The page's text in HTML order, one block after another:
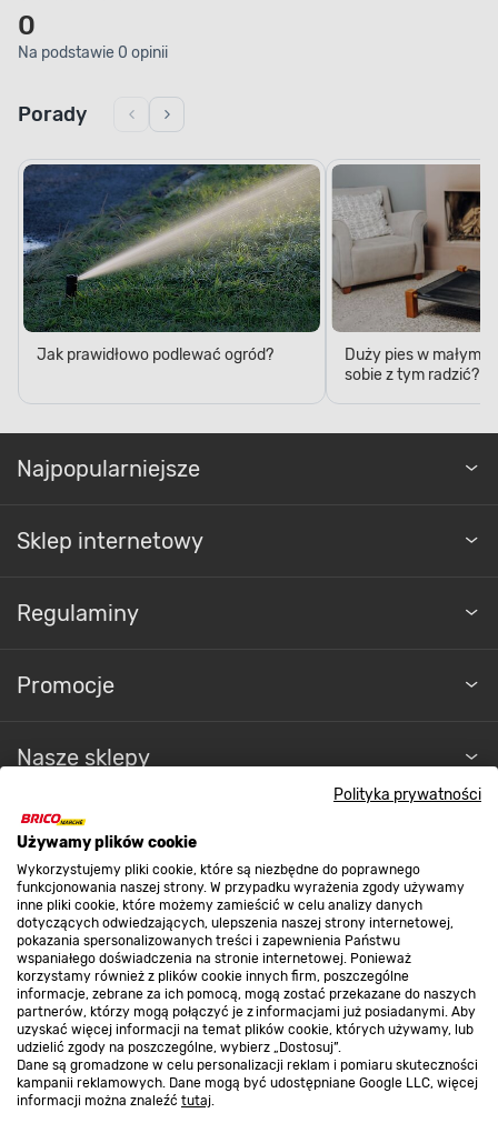
Polityka prywatności
Używamy plików cookie
Wykorzystujemy pliki cookie, które są niezbędne do poprawnego
funkcjonowania naszej strony. W przypadku wyrażenia zgody używamy
inne pliki cookie, które możemy zamieścić w celu analizy danych
dotyczących odwiedzających, ulepszenia naszej strony internetowej,
pokazania spersonalizowanych treści i zapewnienia Państwu
wspaniałego doświadczenia na stronie internetowej. Ponieważ
korzystamy również z plików cookie innych firm, poszczególne
informacje, zebrane za ich pomocą, mogą zostać przekazane do naszych
partnerów, którzy mogą połączyć je z informacjami już posiadanymi. Aby
uzyskać więcej informacji na temat plików cookie, których używamy, lub
udzielić zgody na poszczególne, wybierz „Dostosuj”.
Dane są gromadzone w celu personalizacji reklam i pomiaru skuteczności
kampanii reklamowych. Dane mogą być udostępniane Google LLC, więcej
informacji można znaleźć tutaj.
0
Na podstawie 0 opinii
Porady
Jak prawidłowo podlewać ogród?
Duży pies w małym
sobie z tym radzić?
Najpopularniejsze
Sklep internetowy
Regulaminy
Promocje
Nasze sklepy
O nas
Kontakt do sklepu
Strefa biznesu
Dołącz do nas